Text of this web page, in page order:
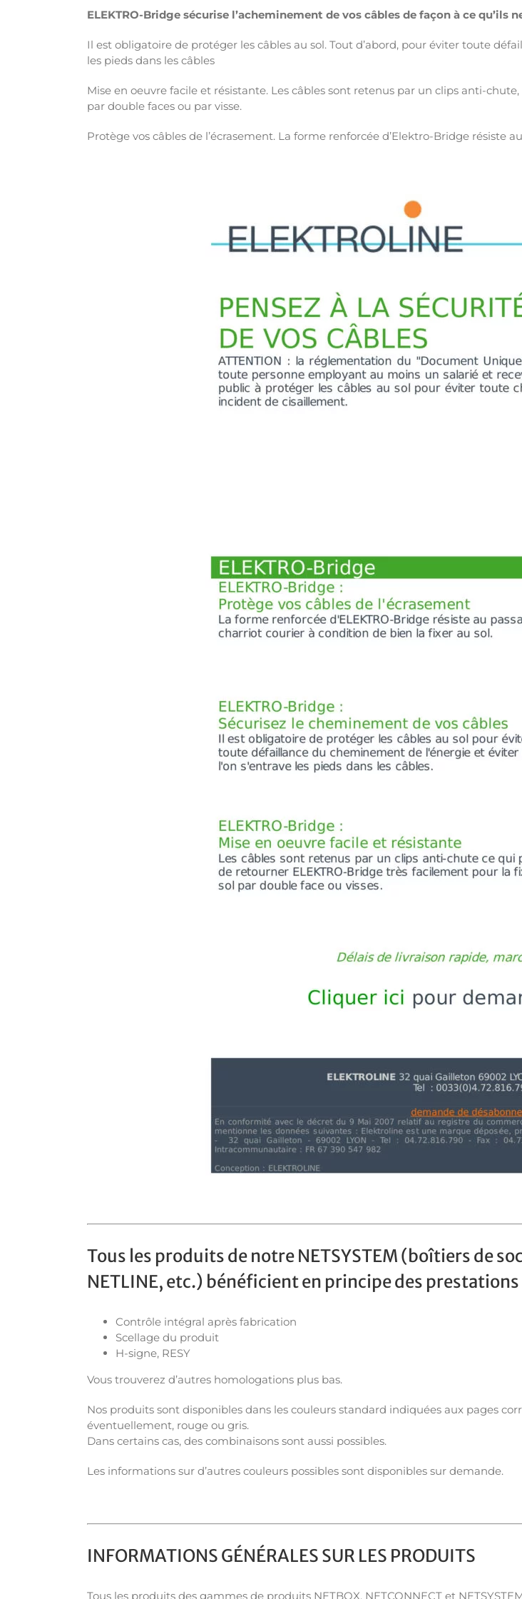
ELEKTRO-Bridge sécurise l’acheminement de vos câbles de façon à ce
Il est obligatoire de protéger les câbles au sol. Tout d’abord, pour éviter toute
les pieds dans les câbles
Mise en oeuvre facile et résistante. Les câbles sont retenus par un clips anti-
par double faces ou par visse.
Protège vos câbles de l’écrasement. La forme renforcée d’Elektro-Bridge résiste
Tous les produits de notre NETSYSTEM (boîtiers de
NETLINE, etc.) bénéficient en principe des
Contrôle intégral après fabrication
Scellage du produit
H-signe, RESY
Vous trouverez d’autres homologations plus bas.
Nos produits sont disponibles dans les couleurs standard indiquées aux pages
éventuellement, rouge ou gris.
Dans certains cas, des combinaisons sont aussi possibles.
Les informations sur d’autres couleurs possibles sont disponibles sur demande.
INFORMATIONS GÉNÉRALES SUR LES PRODUITS
Tous les produits des gammes de produits NETBOX, NETCONNECT et